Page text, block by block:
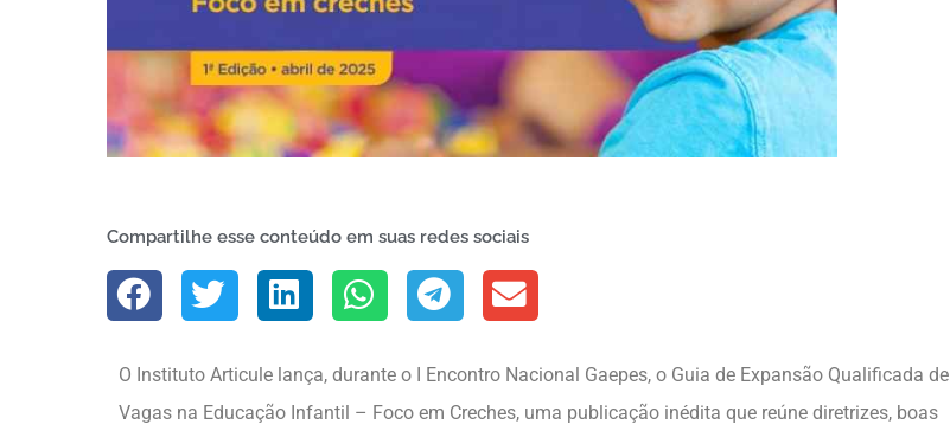
Compartilhe esse conteúdo em suas redes sociais
O Instituto Articule lança, durante o I Encontro Nacional Gaepes, o Guia de Expansão Qualificada de
Vagas na Educação Infantil – Foco em Creches, uma publicação inédita que reúne diretrizes, boas